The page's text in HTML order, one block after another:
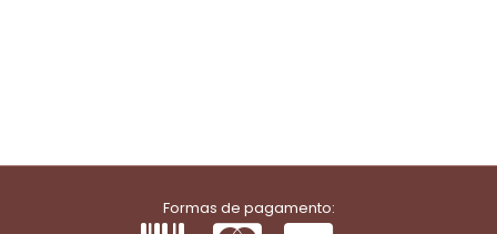
Formas de pagamento: